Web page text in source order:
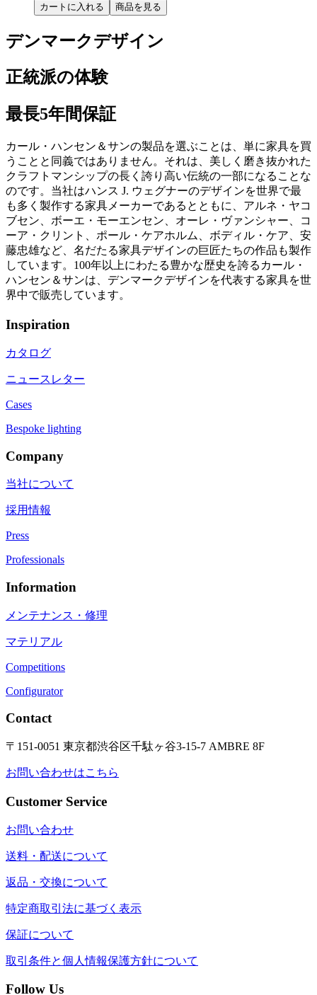
カートに入れる 商品を見る
デンマークデザイン
正統派の体験
最長5年間保証
カール・ハンセン＆サンの製品を選ぶことは、単に家具を買
うことと同義ではありません。それは、美しく磨き抜かれた
クラフトマンシップの長く誇り高い伝統の一部になることな
のです。当社はハンス J. ウェグナーのデザインを世界で最
も多く製作する家具メーカーであるとともに、アルネ・ヤコ
ブセン、ボーエ・モーエンセン、オーレ・ヴァンシャー、コ
ーア・クリント、ポール・ケアホルム、ボディル・ケア、安
藤忠雄など、名だたる家具デザインの巨匠たちの作品も製作
しています。100年以上にわたる豊かな歴史を誇るカール・
ハンセン＆サンは、デンマークデザインを代表する家具を世
界中で販売しています。
Inspiration
カタログ
ニュースレター
Cases
Bespoke lighting
Company
当社について
採用情報
Press
Professionals
Information
メンテナンス・修理
マテリアル
Competitions
Configurator
Contact
〒151-0051 東京都渋谷区千駄ヶ谷3-15-7 AMBRE 8F
お問い合わせはこちら
Customer Service
お問い合わせ
送料・配送について
返品・交換について
特定商取引法に基づく表示
保証について
取引条件と個人情報保護方針について
Follow Us